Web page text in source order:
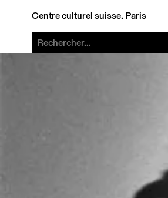
Centre culturel suisse. Paris